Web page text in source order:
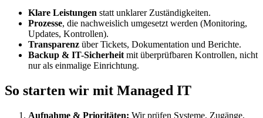
Klare Leistungen statt unklarer Zuständigkeiten.
Prozesse, die nachweislich umgesetzt werden (Monitoring,
Updates, Kontrollen).
Transparenz über Tickets, Dokumentation und Berichte.
Backup & IT-Sicherheit mit überprüfbaren Kontrollen, nicht
nur als einmalige Einrichtung.
So starten wir mit Managed IT
Aufnahme & Prioritäten: Wir prüfen Systeme, Zugänge,